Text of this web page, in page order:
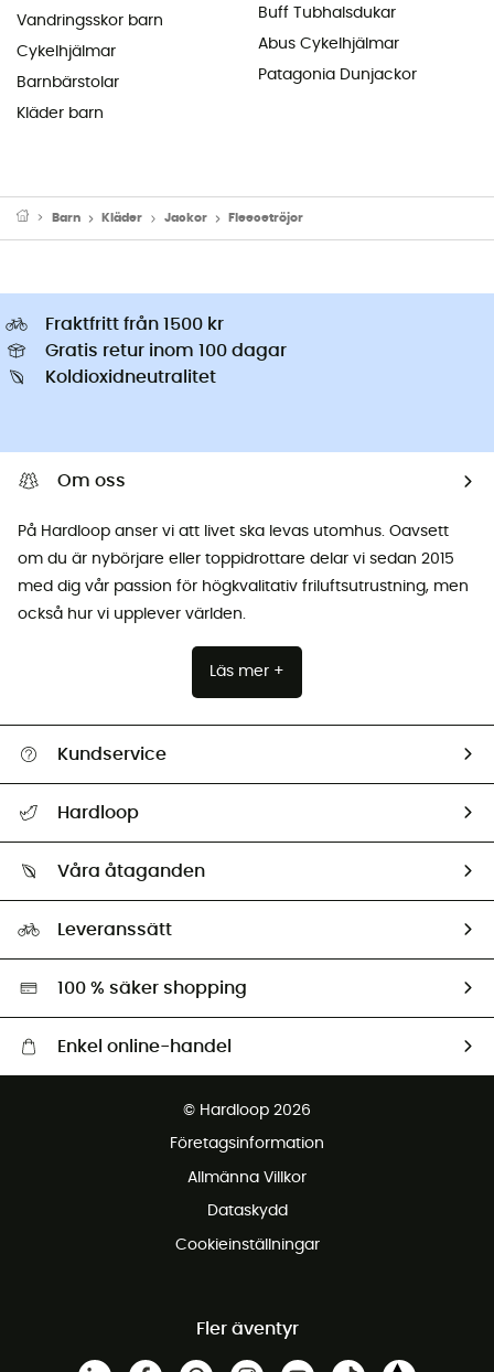
Vandringsskor barn
Cykelhjälmar
Barnbärstolar
Kläder barn
Buff Tubhalsdukar
Abus Cykelhjälmar
Patagonia Dunjackor
Barn Kläder Jackor Fleecetröjor
Fraktfritt från 1500 kr
Gratis retur inom 100 dagar
Koldioxidneutralitet
Om oss
På Hardloop anser vi att livet ska levas utomhus. Oavsett
om du är nybörjare eller toppidrottare delar vi sedan 2015
med dig vår passion för högkvalitativ friluftsutrustning, men
också hur vi upplever världen.
Läs mer +
Kundservice
Retur & återbetalning
Hardloop
Ambassadörer
Våra åtaganden
Miljöanpassat urval
Leveranssätt
100 % säker shopping
Enkel online-handel
Gratis retur inom 100 dagar
© Hardloop 2026
Företagsinformation
Allmänna Villkor
Dataskydd
Cookieinställningar
Fler äventyr